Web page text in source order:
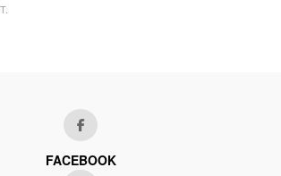
FACEBOOK